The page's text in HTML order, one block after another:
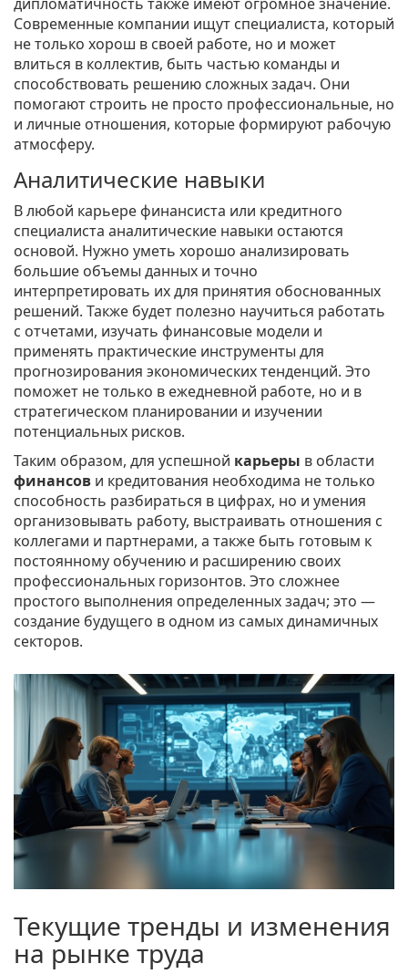
Современные компании ищут специалиста, который
не только хорош в своей работе, но и может
влиться в коллектив, быть частью команды и
способствовать решению сложных задач. Они
помогают строить не просто профессиональные, но
и личные отношения, которые формируют рабочую
атмосферу.
Аналитические навыки
В любой карьере финансиста или кредитного
специалиста аналитические навыки остаются
основой. Нужно уметь хорошо анализировать
большие объемы данных и точно
интерпретировать их для принятия обоснованных
решений. Также будет полезно научиться работать
с отчетами, изучать финансовые модели и
применять практические инструменты для
прогнозирования экономических тенденций. Это
поможет не только в ежедневной работе, но и в
стратегическом планировании и изучении
потенциальных рисков.
Таким образом, для успешной карьеры в области
финансов и кредитования необходима не только
способность разбираться в цифрах, но и умения
организовывать работу, выстраивать отношения с
коллегами и партнерами, а также быть готовым к
постоянному обучению и расширению своих
профессиональных горизонтов. Это сложнее
простого выполнения определенных задач; это —
создание будущего в одном из самых динамичных
секторов.
Текущие тренды и изменения
на рынке труда